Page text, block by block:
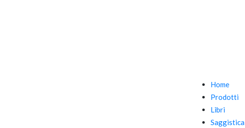
Home
Prodotti
Libri
Saggistica